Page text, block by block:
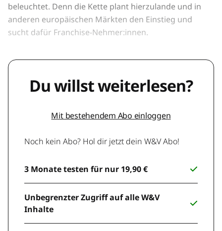
beleuchtet. Denn die Kette plant hierzulande und in
anderen europäischen Märkten den Einstieg und
sucht dafür Franchise-Nehmer:innen.
Du willst weiterlesen?
Mit bestehendem Abo einloggen
Noch kein Abo? Hol dir jetzt dein W&V Abo!
3 Monate testen für nur 19,90 €
Unbegrenzter Zugriff auf alle W&V
Inhalte